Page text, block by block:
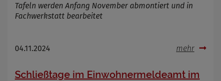
Tafeln werden Anfang November abmontiert und in
Fachwerkstatt bearbeitet
04.11.2024 mehr
Schließtage im Einwohnermeldeamt im
Zweck